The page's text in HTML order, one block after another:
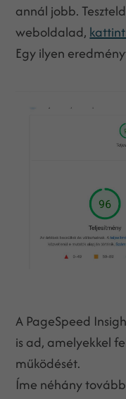
annál jobb.
weboldalad,
Egy ilyen
A PageSpeed
is ad, amelyekkel
működését.
Íme néhány